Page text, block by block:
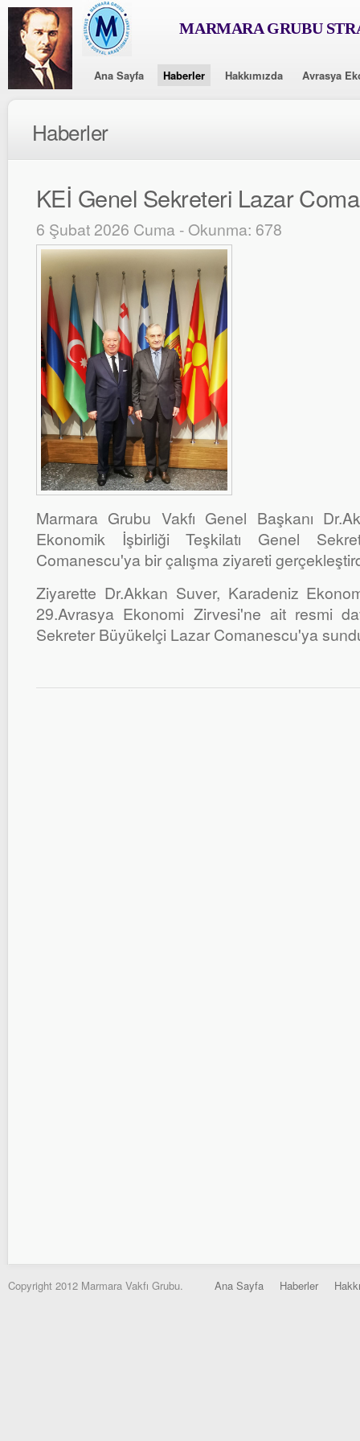
MARMARA GRUBU
Ana Sayfa Haberler Hakkımızda Avrasya
Haberler
KEİ Genel Sekreteri Lazar
6 Şubat 2026 Cuma - Okunma: 678
Marmara Grubu Vakfı Genel Başkanı
Ekonomik İşbirliği Teşkilatı Genel
Comanescu'ya bir çalışma ziyareti
Ziyarette Dr.Akkan Suver, Karadeniz
29.Avrasya Ekonomi Zirvesi'ne ait resmi
Sekreter Büyükelçi Lazar Comanescu'ya
Copyright 2012 Marmara Vakfı Grubu. Ana Sayfa Haberler